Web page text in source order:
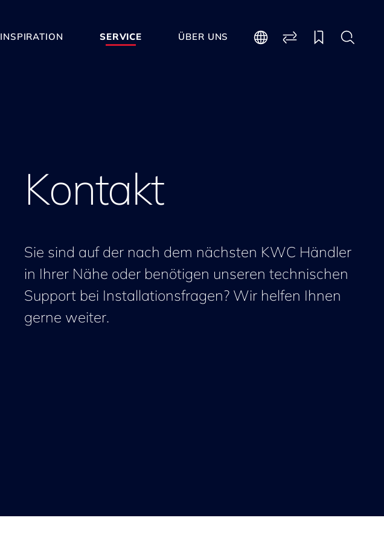
INSPIRATION SERVICE ÜBER UNS
Kontakt
Sie sind auf der nach dem nächsten KWC Händler
in Ihrer Nähe oder benötigen unseren technischen
Support bei Installationsfragen? Wir helfen Ihnen
gerne weiter.